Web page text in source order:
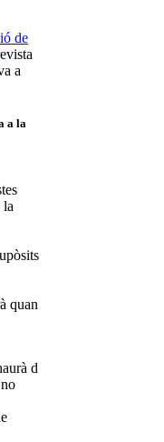
de
a
a la
la
quan
d